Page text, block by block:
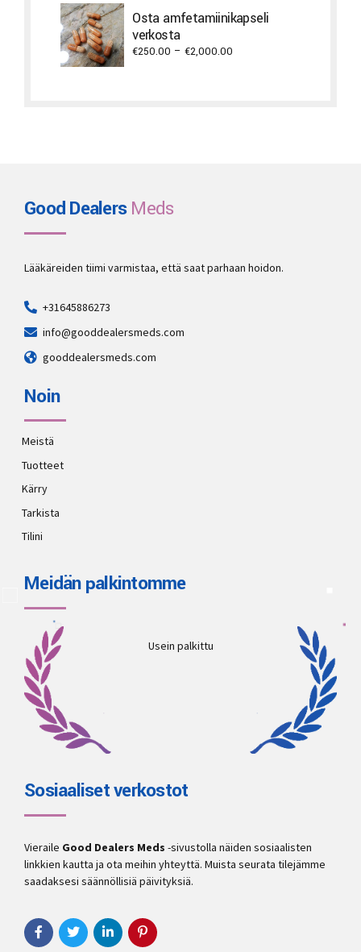
Osta amfetamiinikapseli
verkosta
€250.00 – €2,000.00
Good DealersMeds
Lääkäreiden tiimi varmistaa, että saat parhaan hoidon.
+31645886273
info@gooddealersmeds.com
gooddealersmeds.com
Noin
Meistä
Tuotteet
Kärry
Tarkista
Tilini
Meidän palkintomme
Usein palkittu
Sosiaaliset verkostot
Vieraile Good Dealers Meds -sivustolla näiden sosiaalisten
linkkien kautta ja ota meihin yhteyttä. Muista seurata tilejämme
saadaksesi säännöllisiä päivityksiä.